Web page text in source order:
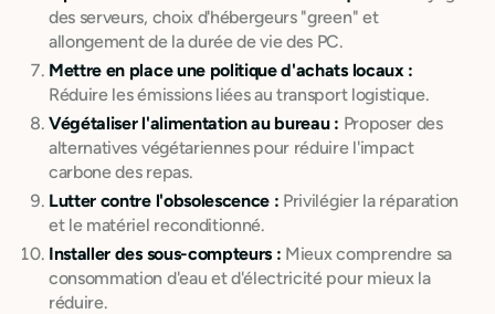
des serveurs, choix d'hébergeurs "green" et
allongement de la durée de vie des PC.
Mettre en place une politique d'achats locaux :
Réduire les émissions liées au transport logistique.
Végétaliser l'alimentation au bureau : Proposer des
alternatives végétariennes pour réduire l'impact
carbone des repas.
Lutter contre l'obsolescence : Privilégier la réparation
et le matériel reconditionné.
Installer des sous-compteurs : Mieux comprendre sa
consommation d'eau et d'électricité pour mieux la
réduire.